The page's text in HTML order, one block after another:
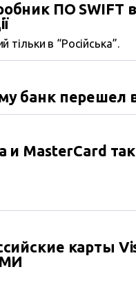
ПО SWIFT
тільки в “Російська”.
банк перешел в
и MasterCard
карты